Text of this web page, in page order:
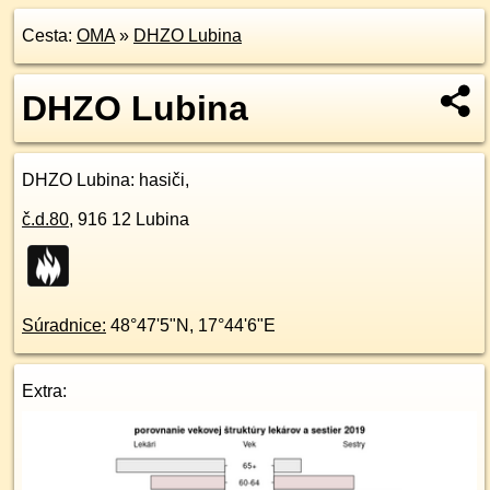
Cesta: OMA» DHZO Lubina
DHZO Lubina
DHZO Lubina: hasiči,
č.d.80, 916 12 Lubina
Súradnice: 48°47'5"N , 17°44'6"E
Extra: